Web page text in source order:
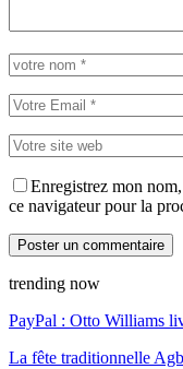
Enregistrez mon
ce navigateur pour la
trending now
PayPal : Otto Williams
La fête traditionnelle